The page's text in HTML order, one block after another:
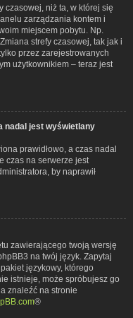
czasowej, niż ta, w której się
zarządzania kontem i
miejscem pobytu. Np.
strefy czasowej, tak jak i
przez zarejestrowanych
użytkownikiem – teraz jest
nadal jest wyświetlany
prawidłowo, a czas nadal
czas na serwerze jest
by naprawił
zawierającego twoją wersję
na twój język. Zapytaj
językowy, którego
istnieje, może spróbujesz go
znaleźć na stronie
®